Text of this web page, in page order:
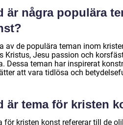
är några populära
av de populära teman inom
Kristus, Jesu passion och
Dessa teman har inspirerat
att vara tidlösa och
är tema för kristen
för kristen konst refererar till de